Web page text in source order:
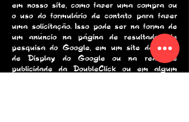
em nosso site, como fazer uma compra ou
o uso do formulário de contato para fazer
uma solicitação. Isso pode ser na forma de
um anúncio na página de resultados de
pesquisa do Google, em um site da Rede
de Display do Google ou na rede de
publicidade da DoubleClick ou em algum